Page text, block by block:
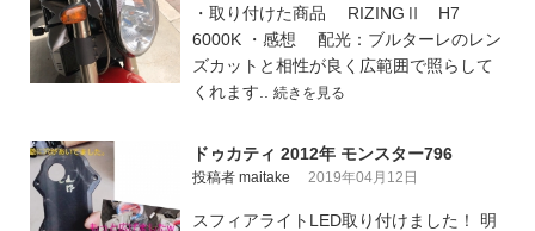
・取り付けた商品 RIZINGⅡ H7
6000K ・感想 配光：ブルターレのレン
ズカットと相性が良く広範囲で照らして
くれます.. 続きを見る
ドゥカティ 2012年 モンスター796
投稿者 maitake 2019年04月12日
スフィアライトLED取り付けました！ 明